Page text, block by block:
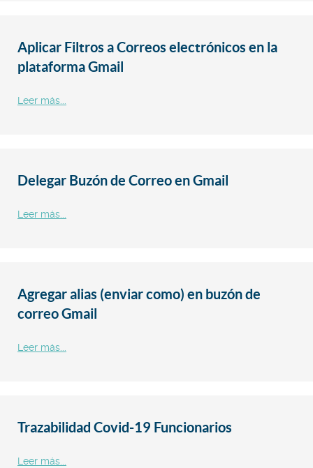
Aplicar Filtros a Correos electrónicos en la
plataforma Gmail
Leer más...
Delegar Buzón de Correo en Gmail
Leer más...
Agregar alias (enviar como) en buzón de
correo Gmail
Leer más...
Trazabilidad Covid-19 Funcionarios
Leer más...